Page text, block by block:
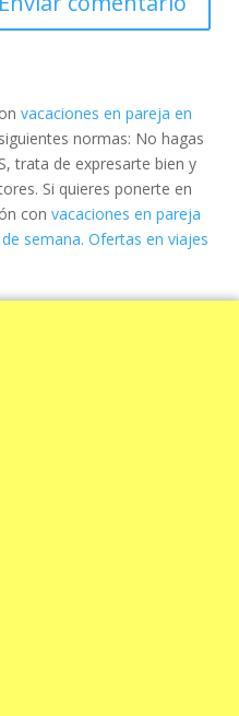
vacaciones en pareja en
normas: No hagas
trata de expresarte bien y
Si quieres ponerte en
con vacaciones en pareja
semana. Ofertas en viajes